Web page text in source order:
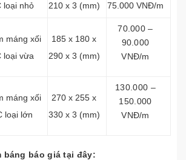
loại nhỏ
210 x 3 (mm)
75.000 VNĐ/m
máng xối
loại vừa
185 x 180 x
290 x 3 (mm)
70.000 –
90.000
VNĐ/m
máng xối
loại lớn
270 x 255 x
330 x 3 (mm)
130.000 –
150.000
VNĐ/m
báng báo giá tại đây: